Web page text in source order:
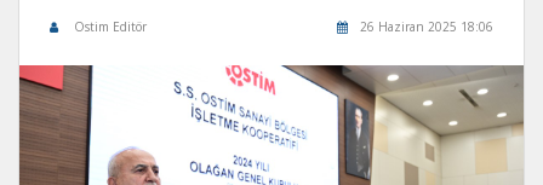
Ostim Editör 26 Haziran 2025 18:06